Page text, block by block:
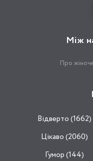
Між
Про
Відвертo (1662)
Цікаво (2060)
Гумор (144)